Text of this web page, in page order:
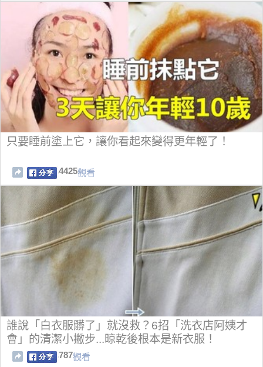
只要睡前塗上它，讓你看起來變得更年輕了！
4425觀看
誰說「白衣服髒了」就沒救？6招「洗衣店阿姨才
會」的清潔小撇步...晾乾後根本是新衣服！
787觀看